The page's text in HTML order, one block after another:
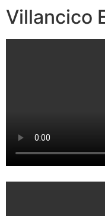
Villancico